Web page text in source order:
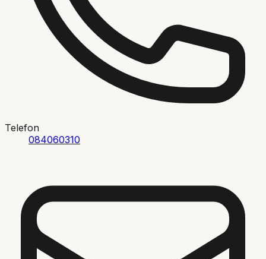
Telefon
084060310